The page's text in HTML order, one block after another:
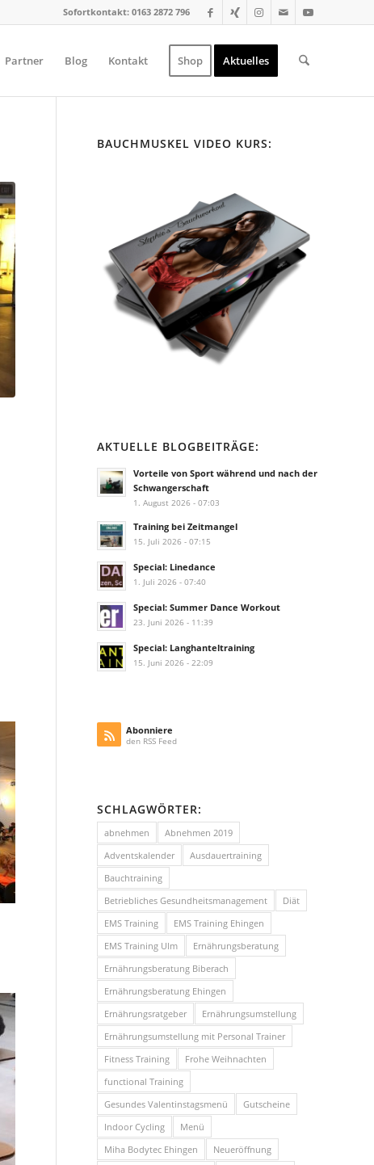
Sofortkontakt: 0163 2872 796
Partner Blog Kontakt Shop Aktuelles
BAUCHMUSKEL VIDEO KURS:
AKTUELLE BLOGBEITRÄGE:
Vorteile von Sport während und nach der
Schwangerschaft
1. August 2026 - 07:03
Training bei Zeitmangel
15. Juli 2026 - 07:15
Special: Linedance
1. Juli 2026 - 07:40
Special: Summer Dance Workout
23. Juni 2026 - 11:39
Special: Langhanteltraining
15. Juni 2026 - 22:09
Abonniere
den RSS Feed
SCHLAGWÖRTER:
abnehmen
Abnehmen 2019
Adventskalender
Ausdauertraining
Bauchtraining
Betriebliches Gesundheitsmanagement
Diät
EMS Training
EMS Training Ehingen
EMS Training Ulm
Ernährungsberatung
Ernährungsberatung Biberach
Ernährungsberatung Ehingen
Ernährungsratgeber
Ernährungsumstellung
Ernährungsumstellung mit Personal Trainer
Fitness Training
Frohe Weihnachten
functional Training
Gesundes Valentinstagsmenü
Gutscheine
Indoor Cycling
Menü
Miha Bodytec Ehingen
Neueröffnung